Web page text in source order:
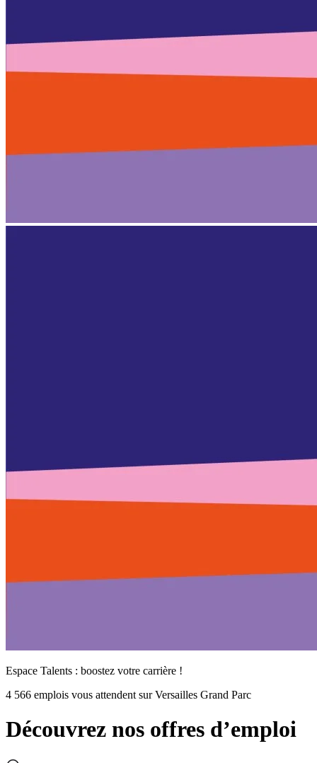
Espace Talents : boostez votre carrière !
4 566 emplois vous attendent sur Versailles Grand Parc
Découvrez nos offres d’emploi